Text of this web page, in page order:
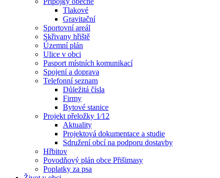
Tlakové
Gravitační
Sportovní areál
Skřivany hřiště
Územní plán
Ulice v obci
Pasport místních komunikací
Spojení a doprava
Telefonní seznam
Důležitá čísla
Firmy
Bytové stanice
Projekt přeložky 1⁄12
Aktuality
Projektová dokumentace a studie
Sdružení obcí na podporu dostavby
Hřbitov
Povodňový plán obce Přišimasy
Poplatky za psa